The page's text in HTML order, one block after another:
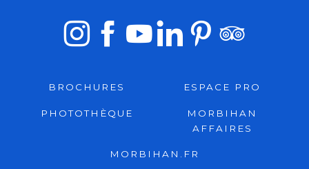
BROCHURES ESPACE PRO
PHOTOTHÈQUE
MORBIHAN
AFFAIRES
MORBIHAN.FR